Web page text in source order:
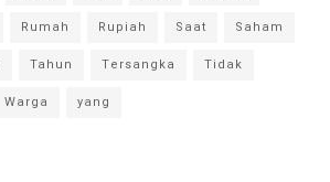
Rumah Rupiah Saat
Saham
Tahun Tersangka
Tidak
Warga yang